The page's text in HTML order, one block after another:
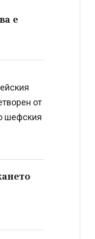
е
от
шефския